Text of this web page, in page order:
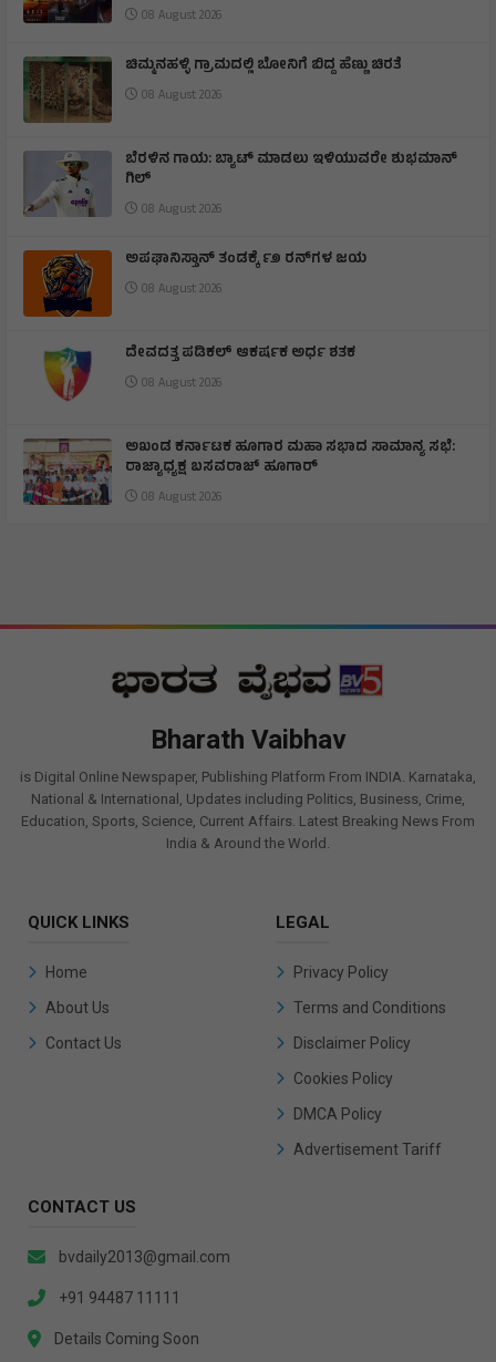
08 August 2026
ಚಿಮ್ಮನಹಳ್ಳಿ ಗ್ರಾಮದಲ್ಲಿ ಬೋನಿಗೆ ಬಿದ್ದ ಹೆಣ್ಣು ಚಿರತೆ
08 August 2026
ಬೆರಳಿನ ಗಾಯ: ಬ್ಯಾಟ್ ಮಾಡಲು ಇಳಿಯುವರೇ ಶುಭಮಾನ್
ಗಿಲ್
08 August 2026
ಅಪಘಾನಿಸ್ತಾನ್ ತಂಡಕ್ಕೆ ೯೨ ರನ್‌ಗಳ ಜಯ
08 August 2026
ದೇವದತ್ತ ಪಡಿಕಲ್ ಆಕರ್ಷಕ ಅರ್ಧ ಶತಕ
08 August 2026
ಅಖಂಡ ಕರ್ನಾಟಕ ಹೂಗಾರ ಮಹಾ ಸಭಾದ ಸಾಮಾನ್ಯ ಸಭೆ:
ರಾಜ್ಯಾಧ್ಯಕ್ಷ ಬಸವರಾಜ್ ಹೂಗಾರ್
08 August 2026
Bharath Vaibhav
is Digital Online Newspaper, Publishing Platform From INDIA. Karnataka,
National & International, Updates including Politics, Business, Crime,
Education, Sports, Science, Current Affairs. Latest Breaking News From
India & Around the World.
QUICK LINKS
Home
About Us
Contact Us
LEGAL
Privacy Policy
Terms and Conditions
Disclaimer Policy
Cookies Policy
DMCA Policy
Advertisement Tariff
CONTACT US
bvdaily2013@gmail.com
+91 94487 11111
Details Coming Soon